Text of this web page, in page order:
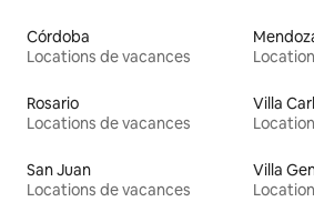
Córdoba
Locations de vacances
Rosario
Locations de vacances
Villa
San Juan
Locations de vacances
Villa